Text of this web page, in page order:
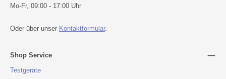
Mo-Fr, 09:00 - 17:00 Uhr
Oder über unser Kontaktformular.
Shop Service
Testgeräte